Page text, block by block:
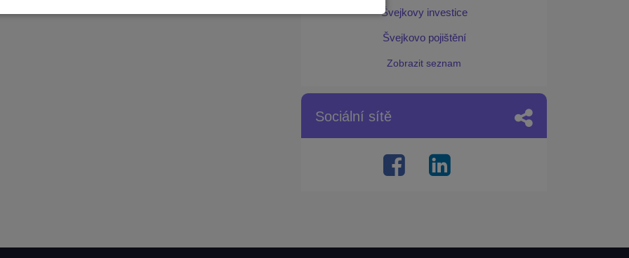
Švejkovy investice
Švejkovo pojištění
Zobrazit seznam
Sociální sítě